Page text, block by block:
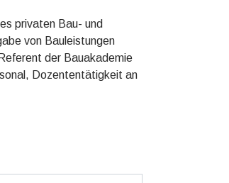
privaten Bau- und
von Bauleistungen
der Bauakademie
Dozententätigkeit an